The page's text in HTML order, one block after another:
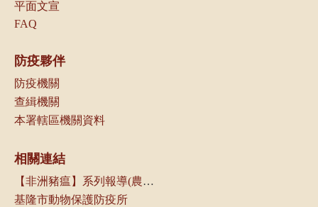
平面文宣
FAQ
防疫夥伴
防疫機關
查緝機關
本署轄區機關資料
相關連結
【非洲豬瘟】系列報導(農傳媒)
基隆市動物保護防疫所